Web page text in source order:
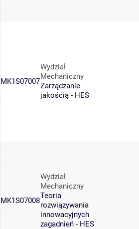
MK1S07007
Wydział
Mechaniczny
Zarządzanie
jakością - HES
MK1S07008
Wydział
Mechaniczny
Teoria
rozwiązywania
innowacyjnych
zagadnień - HES